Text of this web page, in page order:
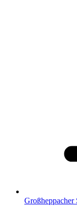
Großheppacher